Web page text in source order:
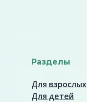
Для взрослых
Для детей
Разделы